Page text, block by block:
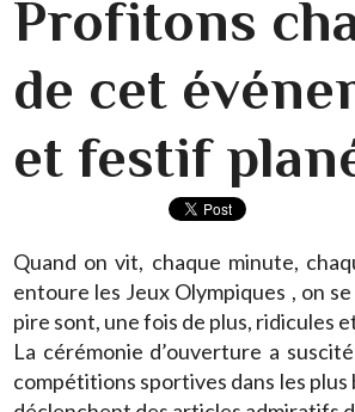
Profitons
de cet
et festif
Quand on vit, chaque minute,
entoure les Jeux Olympiques , on
pire sont, une fois de plus, ridicules
La cérémonie d’ouverture a
compétitions sportives dans les